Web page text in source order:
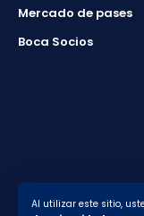
Al utilizar este sitio,
Mercado de pases
Boca Socios
© 2010-2026